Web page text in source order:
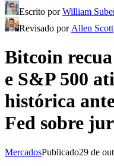
Escrito porWilliam
Revisado por Allen Scott
Bitcoin
e S&P 500
histórica
Fed sobre
MercadosPublicado29 de